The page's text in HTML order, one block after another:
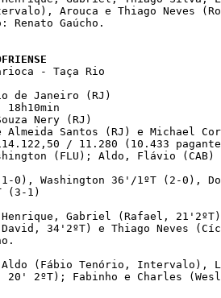
Arouca e Thiago Neves
Renato Gaúcho.
- Taça Rio
de Janeiro (RJ)
Nery (RJ)
Almeida Santos (RJ) e Michael
/ 11.280 (10.433
(FLU); Aldo, Flávio (CAB)
0), Washington 36'/1ºT (2-0),
(3-1)
Henrique, Gabriel (Rafael,
34'2ºT) e Thiago Neves
(Fábio Tenório, Intervalo),
20' 2ºT); Fabinho e Charles